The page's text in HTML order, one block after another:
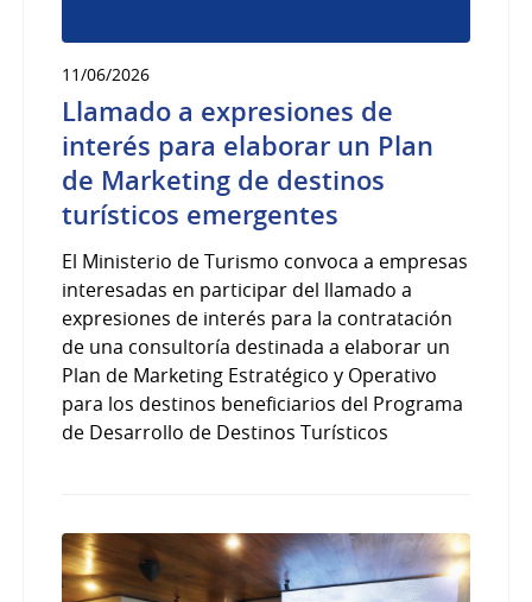
11/06/2026
Llamado a expresiones de
interés para elaborar un Plan
de Marketing de destinos
turísticos emergentes
El Ministerio de Turismo convoca a empresas
interesadas en participar del llamado a
expresiones de interés para la contratación
de una consultoría destinada a elaborar un
Plan de Marketing Estratégico y Operativo
para los destinos beneficiarios del Programa
de Desarrollo de Destinos Turísticos